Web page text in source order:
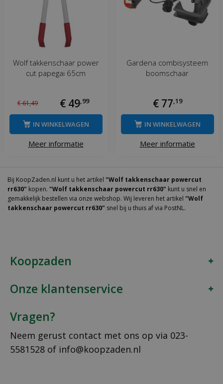
Wolf takkenschaar power
cut papegai 65cm
€61,49 € 49, 99
Meer informatie
IN WINKELWAGEN
Gardena combisysteem
boomschaar
€ 77 19
Meer informatie
IN WINKELWAGEN
Bij KoopZaden.nl kunt u het artikel "Wolf takkenschaar powercut
rr630" kopen. "Wolf takkenschaar powercut rr630" kunt u snel en
gemakkelijk bestellen via onze webshop. Wij leveren het artikel "Wolf
takkenschaar powercut rr630" snel bij u thuis af via PostNL.
Koopzaden
Onze klantenservice
Vragen?
Neem gerust contact met ons op via 023-
5581528 of info@koopzaden.nl